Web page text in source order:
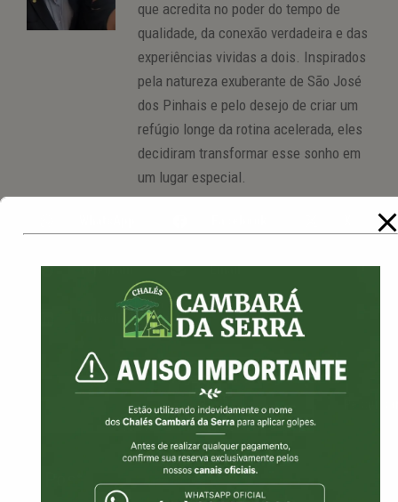
que acredita no poder do tempo de
qualidade, da conexão verdadeira e das
experiências vividas a dois. Inspirados
pela natureza exuberante de São José
dos Pinhais e pelo desejo de criar um
refúgio longe da rotina acelerada, eles
decidiram transformar esse sonho em
um lugar especial.
Telegram Email
LinkedIn
Posts recentes